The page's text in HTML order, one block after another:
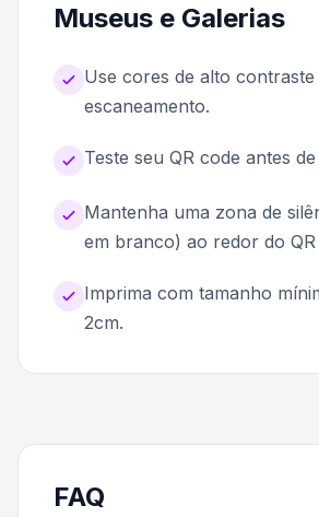
Museus e Galerias
Use cores de alto
escaneamento.
Teste seu QR code antes
Mantenha uma zona de
em branco) ao redor do QR
Imprima com tamanho
2cm.
FAQ